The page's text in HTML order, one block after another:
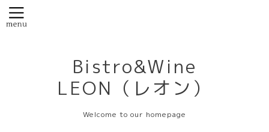
Bistro&Wine
LEON（レオン）
Welcome to our homepage